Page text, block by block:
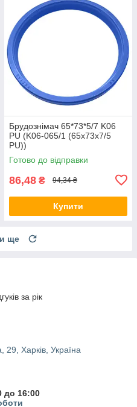
Брудознімач 65*73*5/7 K06
PU (K06-065/1 (65х73х7/5
PU))
Готово до відправки
86,48 ₴ 94,34 ₴
Купити
ще
за рік
29, Харків, Україна
до 16:00